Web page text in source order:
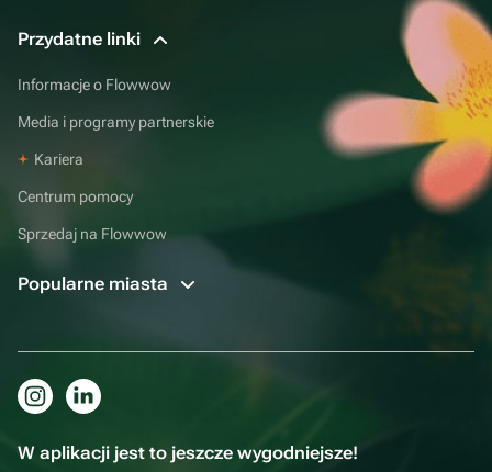
Przydatne linki
Informacje o Flowwow
Media i programy partnerskie
Kariera
Centrum pomocy
Sprzedaj na Flowwow
Popularne miasta
W aplikacji jest to jeszcze wygodniejsze!